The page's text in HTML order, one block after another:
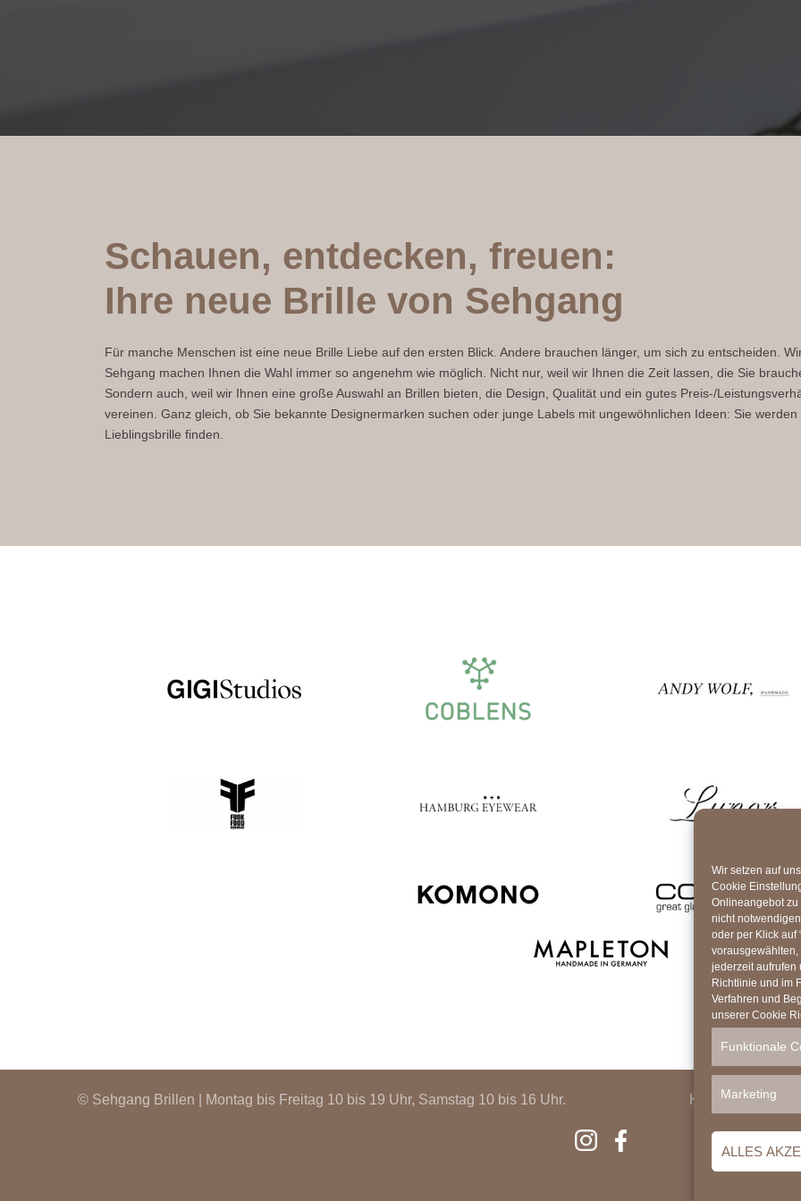
Wir setzen auf
Cookie
Onlineangebot
nicht
oder per Klick auf
jederzeit aufrufen
Richtlinie und im
Verfahren und
unserer Cookie
Funktionale
Marketing
ALLES
Schauen, entdecken, freuen:
Ihre neue Brille von Sehgang
Für manche Menschen ist eine neue Brille Liebe auf den ersten Blick. Andere brauchen länger, um sich zu entscheiden.
Sehgang machen Ihnen die Wahl immer so angenehm wie möglich. Nicht nur, weil wir Ihnen die Zeit lassen, die Sie
Sondern auch, weil wir Ihnen eine große Auswahl an Brillen bieten, die Design, Qualität und ein gutes Preis-/
vereinen. Ganz gleich, ob Sie bekannte Designermarken suchen oder junge Labels mit ungewöhnlichen Ideen: Sie werden
Lieblingsbrille finden.
© Sehgang Brillen | Montag bis Freitag 10 bis 19 Uhr, Samstag 10 bis 16 Uhr. Kontakt